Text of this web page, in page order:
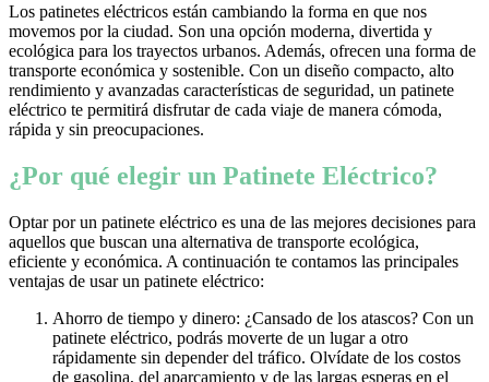
Los patinetes eléctricos están cambiando la forma en que nos
movemos por la ciudad. Son una opción moderna, divertida y
ecológica para los trayectos urbanos. Además, ofrecen una forma de
transporte económica y sostenible. Con un diseño compacto, alto
rendimiento y avanzadas características de seguridad, un patinete
eléctrico te permitirá disfrutar de cada viaje de manera cómoda,
rápida y sin preocupaciones.
¿Por qué elegir un Patinete Eléctrico?
Optar por un patinete eléctrico es una de las mejores decisiones para
aquellos que buscan una alternativa de transporte ecológica,
eficiente y económica. A continuación te contamos las principales
ventajas de usar un patinete eléctrico:
Ahorro de tiempo y dinero: ¿Cansado de los atascos? Con un
patinete eléctrico, podrás moverte de un lugar a otro
rápidamente sin depender del tráfico. Olvídate de los costos
de gasolina, del aparcamiento y de las largas esperas en el